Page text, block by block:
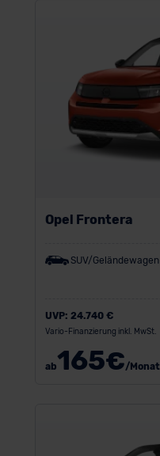
Opel Frontera
SUV/Geländewagen
UVP: 24.740 €
Vario-Finanzierung inkl. MwSt.
ab165€/Monat